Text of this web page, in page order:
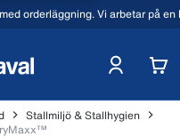
orderläggning. Vi arbetar på
Stallmiljö & Stallhygien